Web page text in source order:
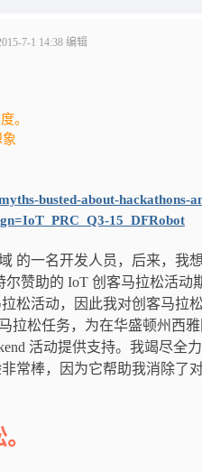
7-1 14:38 编辑
。
busted-about-hackathons-
15_DFRobot
的一名开发人员，后来，我
赞助的 IoT 创客马拉松活动
松活动，因此我对创客马拉
拉松任务，为在华盛顿州西
活动提供支持。我竭尽全
常棒，因为它帮助我消除了